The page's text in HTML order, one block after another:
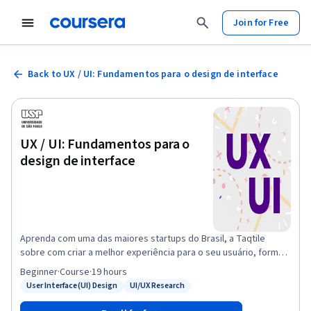
Join for Free
Back to UX / UI: Fundamentos para o design de interface
UX / UI: Fundamentos para o
design de interface
Aprenda com uma das maiores startups do Brasil, a Taqtile
sobre com criar a melhor experiência para o seu usuário, formas
de gerar ideias, princípios básicos de design e como
desenvolver interfaces de aplicativos e sites, esse curso
introdutório é composto de aulas teóricas com exemplos
práticos de aplicação de cada assunto abordado. Neste curso
Status: User Interface (UI) Design
User Interface (UI) Design
Status: UI/UX Research
UI/UX Research
Beginner·Course·19 hours